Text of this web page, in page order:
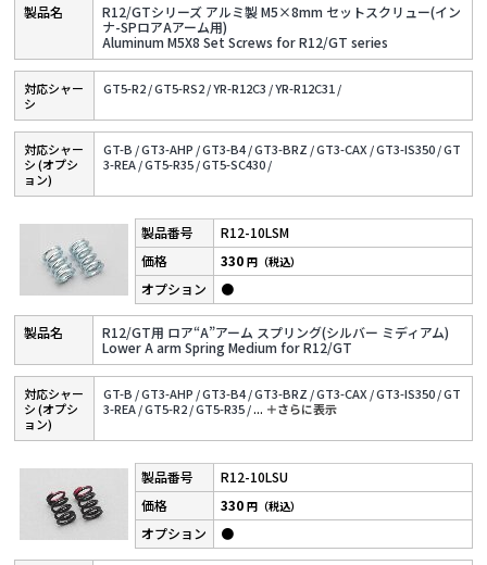
R12/GTシリーズ アルミ製 M5×8mm セットスクリュー(イン
ナ-SPロアAアーム用)
Aluminum M5X8 Set Screws for R12/GT series
対応シャー
シ
GT5-R2 /GT5-RS2 /YR-R12C3 /YR-R12C31 /
対応シャー
シ (オプシ
ョン)
GT-B /GT3-AHP /GT3-B4 /GT3-BRZ /GT3-CAX /GT3-IS350 /GT
3-REA /GT5-R35 /GT5-SC430 /
R12-10LSM
R12/GT用 ロア“A”アーム スプリング(シルバー ミディアム)
Lower A arm Spring Medium for R12/GT
330円（税込）
●
対応シャー
シ (オプシ
ョン)
GT-B /GT3-AHP /GT3-B4 /GT3-BRZ /GT3-CAX /GT3-IS350 /GT
3-REA /GT5-R2 /GT5-R35 /... ＋さらに表⽰
R12-10LSU
330円（税込）
●